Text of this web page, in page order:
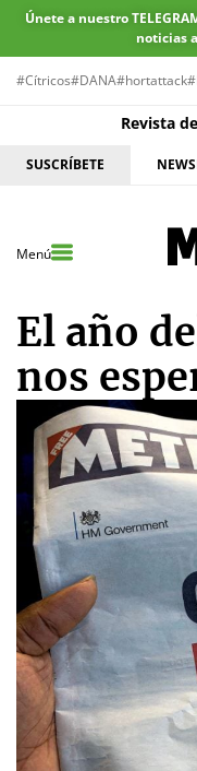
Únete a nuestro
noticias
#Cítricos#DANA#hortattack
Revista
SUSCRÍBETE
Menú
El año
nos